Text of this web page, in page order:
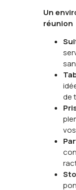
Un
réunion
de